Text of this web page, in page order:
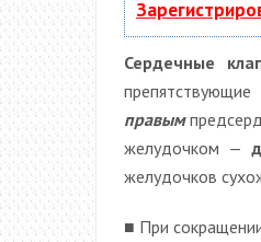
Сердечные
правым
желудочком —
желудочков
■ При